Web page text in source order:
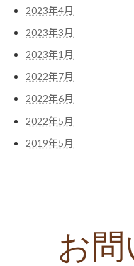
2023年4月
2023年3月
2023年1月
2022年7月
2022年6月
2022年5月
2019年5月
お